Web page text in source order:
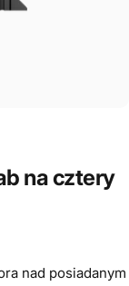
na cztery
nad posiadanym